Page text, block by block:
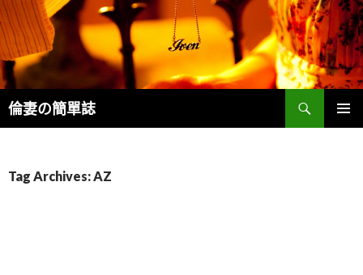
倫妻の簡單誌
Search
Tag Archives: AZ